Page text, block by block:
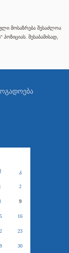
მოსაზრება შესაძლოა
შესაბამისად,
კ
2
9
16
23
30